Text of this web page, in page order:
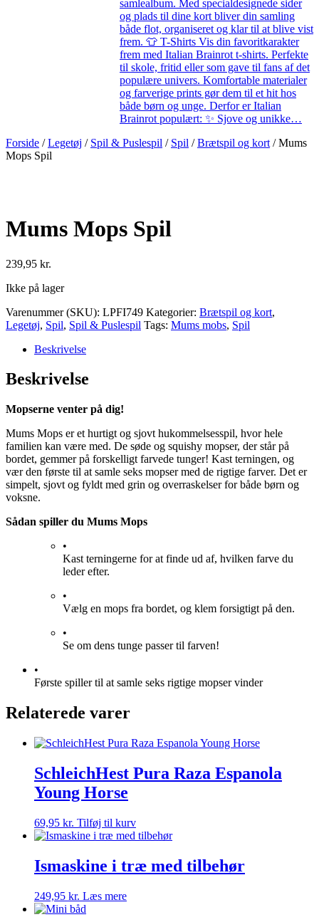
samlealbum. Med specialdesignede sider
og plads til dine kort bliver din samling
både flot, organiseret og klar til at blive vist
frem. 👕 T-Shirts Vis din favoritkarakter
frem med Italian Brainrot t-shirts. Perfekte
til skole, fritid eller som gave til fans af det
populære univers. Komfortable materialer
og farverige prints gør dem til et hit hos
både børn og unge. Derfor er Italian
Brainrot populært: ✨ Sjove og unikke…
Forside /Legetøj / Spil & Puslespil / Spil /Brætspil og kort / Mums
Mops Spil
Mums Mops Spil
239,95 kr.
Ikke på lager
Varenummer (SKU): LPFI749 Kategorier: Brætspil og kort,
Legetøj, Spil, Spil & Puslespil Tags: Mums mobs, Spil
Beskrivelse
Beskrivelse
Mopserne venter på dig!
Mums Mops er et hurtigt og sjovt hukommelsesspil, hvor hele
familien kan være med. De søde og squishy mopser, der står på
bordet, gemmer på forskelligt farvede tunger! Kast terningen, og
vær den første til at samle seks mopser med de rigtige farver. Det er
simpelt, sjovt og fyldt med grin og overraskelser for både børn og
voksne.
Sådan spiller du Mums Mops
•
Kast terningerne for at finde ud af, hvilken farve du
leder efter.
•
Vælg en mops fra bordet, og klem forsigtigt på den.
•
Se om dens tunge passer til farven!
•
Første spiller til at samle seks rigtige mopser vinder
Relaterede varer
SchleichHest Pura Raza Espanola
Young Horse
69,95 kr. Tilføj til kurv
Ismaskine i træ med tilbehør
249,95 kr. Læs mere